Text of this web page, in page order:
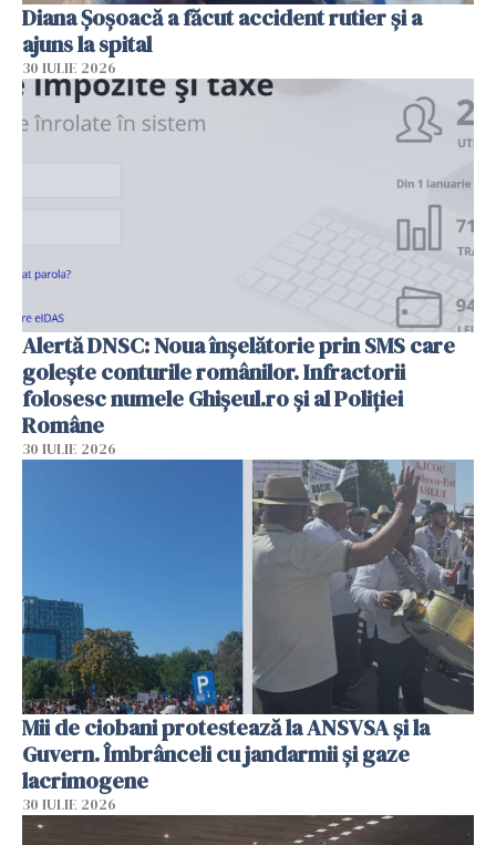
Diana Șoșoacă a făcut accident rutier și a
ajuns la spital
30 IULIE 2026
Alertă DNSC: Noua înșelătorie prin SMS care
golește conturile românilor. Infractorii
folosesc numele Ghișeul.ro și al Poliției
Române
30 IULIE 2026
Mii de ciobani protestează la ANSVSA și la
Guvern. Îmbrânceli cu jandarmii și gaze
lacrimogene
30 IULIE 2026